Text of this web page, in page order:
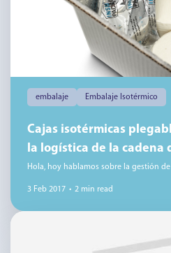
embalaje Embalaje Isotérmico
Cajas isotérmicas
la logística de la cadena
Hola, hoy hablamos sobre la gestión
3 Feb 2017 • 2 min read